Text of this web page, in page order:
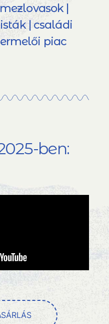
|
| családi
piac
ben: